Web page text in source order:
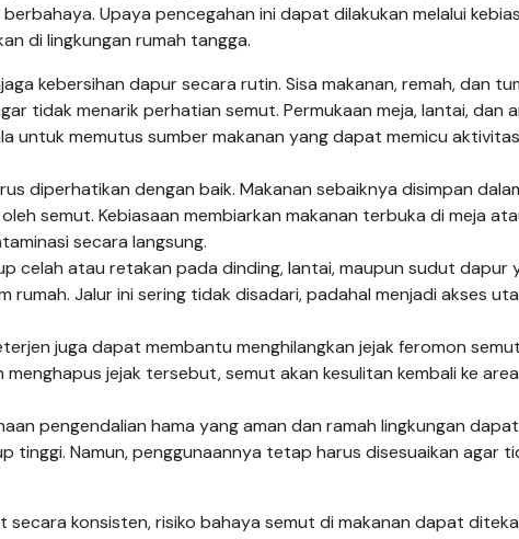
Upaya pencegahan ini dapat dilakukan melalui
di lingkungan rumah tangga.
kebersihan dapur secara rutin. Sisa makanan, remah, dan
tidak menarik perhatian semut. Permukaan meja, lantai, dan
untuk memutus sumber makanan yang dapat memicu
diperhatikan dengan baik. Makanan sebaiknya disimpan
semut. Kebiasaan membiarkan makanan terbuka di meja
secara langsung.
celah atau retakan pada dinding, lantai, maupun sudut dapur
rumah. Jalur ini sering tidak disadari, padahal menjadi akses
juga dapat membantu menghilangkan jejak feromon
jejak tersebut, semut akan kesulitan kembali ke area
pengendalian hama yang aman dan ramah lingkungan
tinggi. Namun, penggunaannya tetap harus disesuaikan agar
konsisten, risiko bahaya semut di makanan dapat